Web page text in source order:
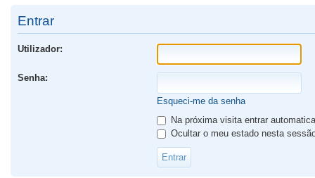
Entrar
Utilizador:
Senha:
Esqueci-me da senha
Na próxima visita entrar
Ocultar o meu estado nesta